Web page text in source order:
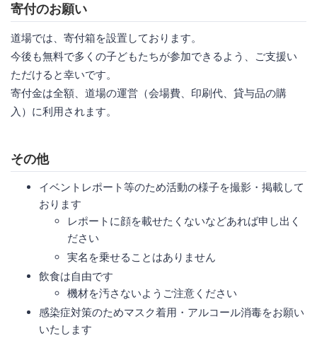
寄付のお願い
道場では、寄付箱を設置しております。
今後も無料で多くの子どもたちが参加できるよう、ご支援い
ただけると幸いです。
寄付金は全額、道場の運営（会場費、印刷代、貸与品の購
入）に利用されます。
その他
イベントレポート等のため活動の様子を撮影・掲載して
おります
レポートに顔を載せたくないなどあれば申し出く
ださい
実名を乗せることはありません
飲食は自由です
機材を汚さないようご注意ください
感染症対策のためマスク着用・アルコール消毒をお願い
いたします